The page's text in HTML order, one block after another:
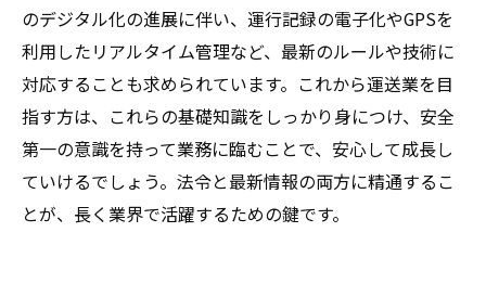
のデジタル化の進展に伴い、運行記録の電子化やGPSを
利用したリアルタイム管理など、最新のルールや技術に
対応することも求められています。これから運送業を目
指す方は、これらの基礎知識をしっかり身につけ、安全
第一の意識を持って業務に臨むことで、安心して成長し
ていけるでしょう。法令と最新情報の両方に精通するこ
とが、長く業界で活躍するための鍵です。